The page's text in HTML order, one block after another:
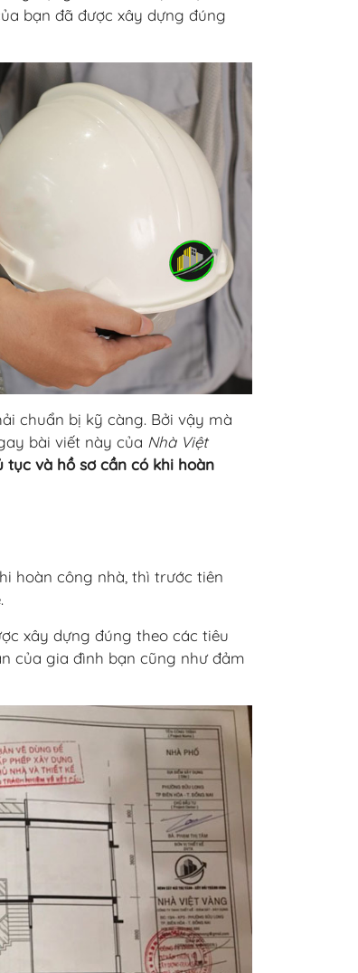
bạn đã được xây dựng đúng
chuẩn bị kỹ càng. Bởi vậy mà
bài viết này của Nhà Việt
tục và hồ sơ cần có khi hoàn
hoàn công nhà, thì trước tiên
xây dựng đúng theo các tiêu
của gia đình bạn cũng như đảm